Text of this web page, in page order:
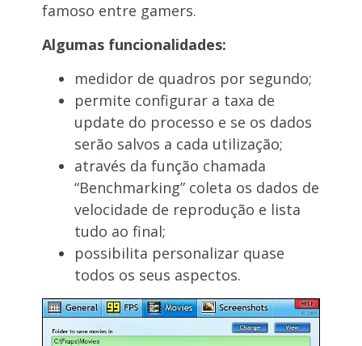
famoso entre gamers.
Algumas funcionalidades:
medidor de quadros por segundo;
permite configurar a taxa de
update do processo e se os dados
serão salvos a cada utilização;
através da função chamada
“Benchmarking” coleta os dados de
velocidade de reprodução e lista
tudo ao final;
possibilita personalizar quase
todos os seus aspectos.